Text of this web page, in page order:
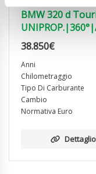
BMW 320 d
38.850€
Anni
Chilometraggio
Tipo Di Carburante
Cambio
Normativa Euro
Dettaglio